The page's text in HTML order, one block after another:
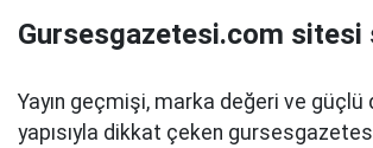
Gursesgazetesi.com sitesi
Yayın geçmişi, marka değeri ve güçlü
yapısıyla dikkat çeken